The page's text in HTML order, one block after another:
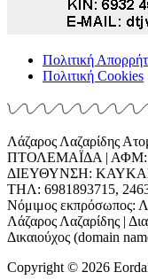
Πολιτική
Πολιτική Cookies
Λάζαρος Λαζαρίδης
ΠΤΟΛΕΜΑΪΔΑ | ΑΦΜ:
ΔΙΕΥΘΥΝΣΗ:
ΤΗΛ: 6981893715,
Νόμιμος εκπρόσωπος:
Λάζαρος Λαζαρίδης |
Δικαιούχος (domain
Copyright © 2026